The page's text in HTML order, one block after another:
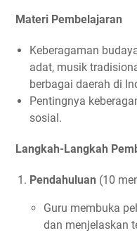
Materi Pembelajaran
Keberagaman
adat, musik
berbagai daerah di
Pentingnya
sosial.
Langkah-Langkah
Pendahuluan (10
Guru membuka
dan menjelaskan